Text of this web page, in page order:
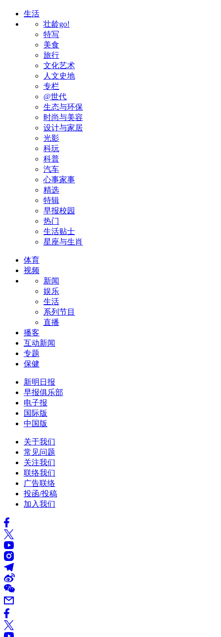
生活
壮龄go!
特写
美食
旅行
文化艺术
人文史地
专栏
@世代
生态与环保
时尚与美容
设计与家居
光影
科玩
科普
汽车
心事家事
精选
特辑
早报校园
热门
生活贴士
星座与生肖
体育
视频
新闻
娱乐
生活
系列节目
直播
播客
互动新闻
专题
保健
新明日报
早报俱乐部
电子报
国际版
中国版
关于我们
常见问题
关注我们
联络我们
广告联络
投函/投稿
加入我们